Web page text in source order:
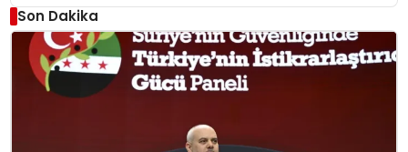
Son Dakika